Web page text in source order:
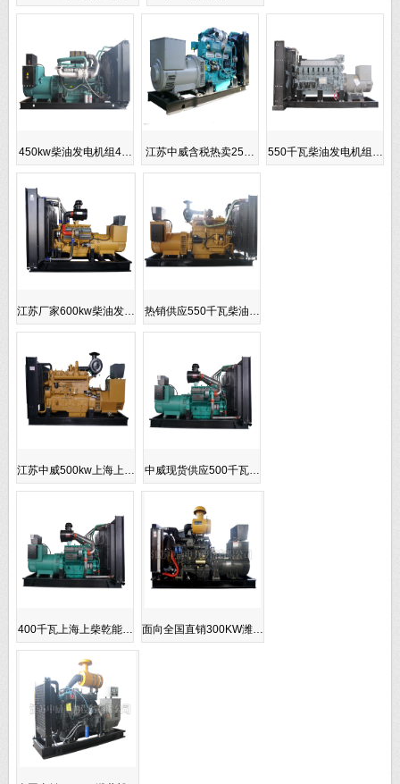
450kw柴油发电机组4… 江苏中威含税热卖25… 550千瓦柴油发电机组…
江苏厂家600kw柴油发… 热销供应550千瓦柴油…
江苏中威500kw上海上… 中威现货供应500千瓦…
400千瓦上海上柴乾能… 面向全国直销300KW潍…